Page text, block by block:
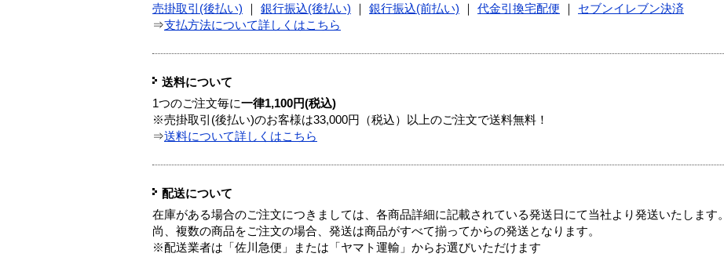
売掛取引(後払い) 銀行振込(後払い) 銀行振込(前払い) 代金引換宅配便
セブンイレブン決済
⇒支払方法について詳しくはこちら
送料について
1つのご注文毎に一律1,100円(税込)
※売掛取引(後払い)のお客様は33,000円（税込）以上のご注文で送料無料！
⇒送料について詳しくはこちら
配送について
在庫がある場合のご注文につきましては、各商品詳細に記載されている発送日にて当社より発送いたします。
尚、複数の商品をご注文の場合、発送は商品がすべて揃ってからの発送となります。
※配送業者は「佐川急便」または「ヤマト運輸」からお選びいただけます